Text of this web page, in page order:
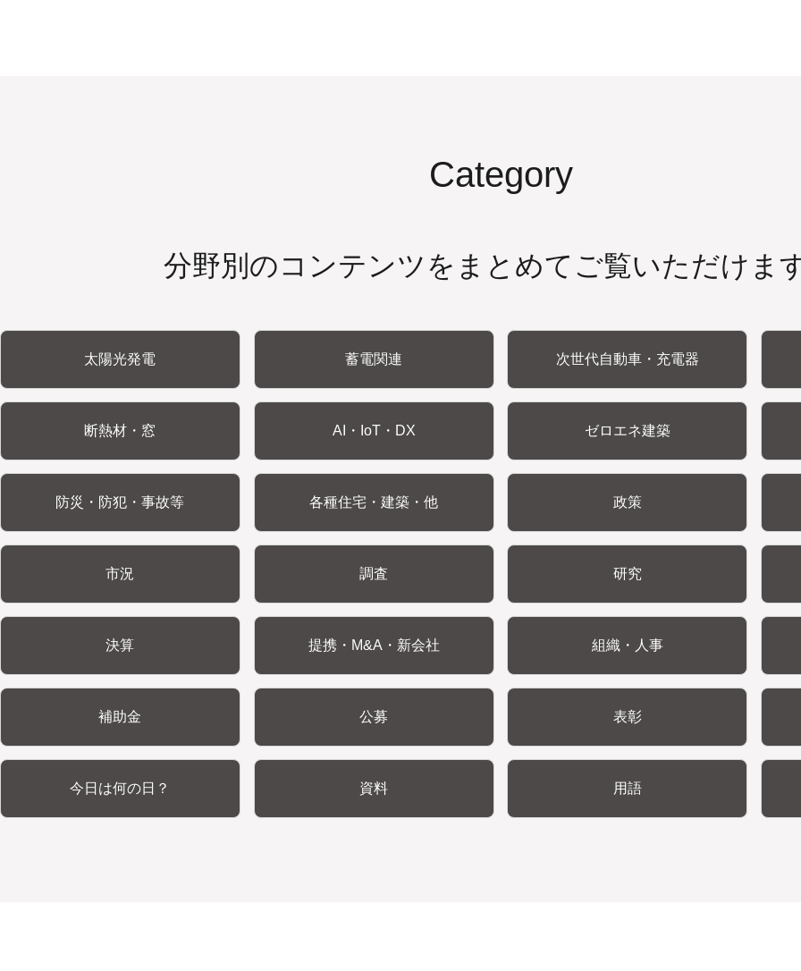
Category
分野別のコンテンツをまとめてご覧いただけま
太陽光発電 蓄電関連 次世代自動車・充電器
断熱材・窓 AI・IoT・DX ゼロエネ建築
防災・防犯・事故等 各種住宅・建築・他 政策
市況 調査 研究
決算 提携・M&A・新会社 組織・人事
補助金 公募 表彰
今日は何の日？ 資料 用語